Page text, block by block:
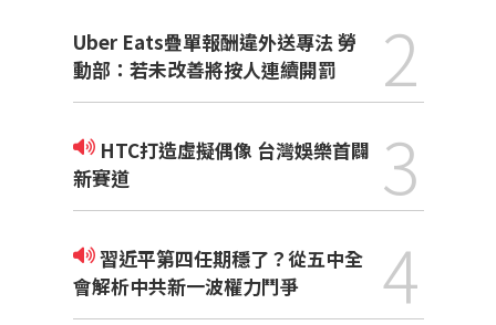
Uber Eats疊單報酬違外送專法 勞
動部：若未改善將按人連續開罰
2
新賽道
3
習近平第四任期穩了？從五中全
會解析中共新一波權力鬥爭
4